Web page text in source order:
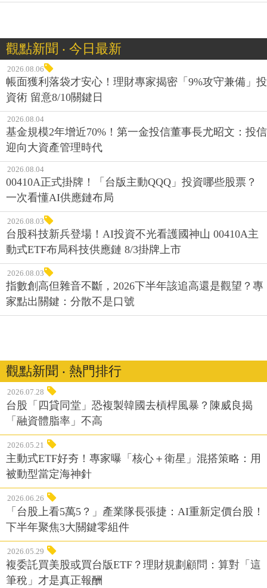
觀點新聞 ‧ 今日最新
2026.08.06
帳面獲利落袋才安心！理財專家揭密「9%攻守兼備」投
資術 留意8/10關鍵日
2026.08.04
基金規模2年增近70%！第一金投信董事長尤昭文：投信
迎向大資產管理時代
2026.08.04
00410A正式掛牌！「台版主動QQQ」投資哪些股票？
一次看懂AI供應鏈布局
2026.08.03
台股科技新兵登場！AI投資不光看護國神山 00410A主
動式ETF布局科技供應鏈 8/3掛牌上市
2026.08.03
指數創高但雜音不斷，2026下半年該追高還是觀望？專
家點出關鍵：分散不是口號
觀點新聞 ‧ 熱門排行
2026.07.28
台股「四貸同堂」恐複製韓國去槓桿風暴？陳威良揭
「融資體脂率」不高
2026.05.21
主動式ETF好夯！專家曝「核心＋衛星」混搭策略：用
被動型當定海神針
2026.06.26
「台股上看5萬5？」產業隊長張捷：AI重新定價台股！
下半年聚焦3大關鍵零組件
2026.05.29
複委託買美股或買台版ETF？理財規劃顧問：算對「這
筆稅」才是真正報酬